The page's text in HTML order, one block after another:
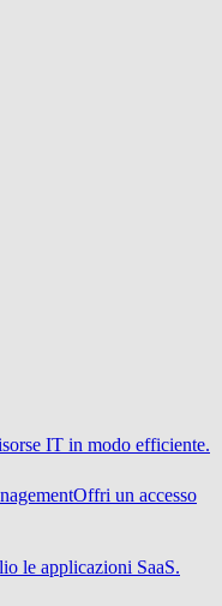
IT in modo efficiente.
Offri un accesso
le applicazioni SaaS.